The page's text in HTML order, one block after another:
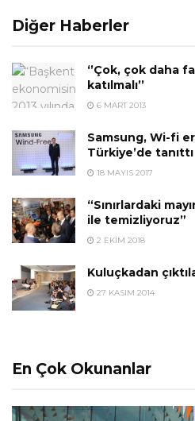
Diğer Haberler
‘’Çok, çok daha
katılmalı’’
6 MART 2013
Samsung, Wi-fi
Türkiye’de tanıttı
18 MAYIS 2017
“Sınırlardaki
ile temizliyoruz”
2 EKIM 2018
Kuluçkadan
27 KASIM 2014
En Çok Okunanlar